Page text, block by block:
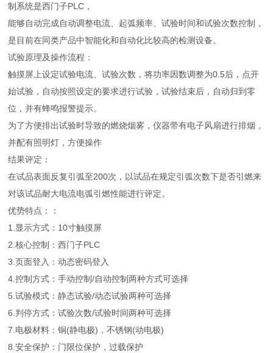
制系统是西门子PLC，
能够自动完成自动调整电流、起弧频率、试验时间和试验次数控制，
是目前在同类产品中智能化和自动化比较高的检测设备。
试验原理及操作流程：
触摸屏上设定试验电流、试验次数，将功率因数调整为0.5后，点开
始试验，自动按照设定的要求进行试验，试验结束后，自动归到零
位，并有蜂鸣报警提示。
为了方便排出试验时导致的燃烧烟雾，仪器带有电子风扇进行排烟，
并配有照明灯，方便操作
结果评定：
在试品表面反复引弧至200次，以试品在规定引弧次数下是否引燃来
对该试品耐大电流电弧引燃性能进行评定。
优势特点：：
1.显示方式：10寸触摸屏
2.核心控制：西门子PLC
3.页面登入：动态密码登入
4.控制方式：手动控制/自动控制两种方式可选择
5.试验模式：静态试验/动态试验两种可选择
6.判停方式：试验次数/试验时间两种可选择
7.电极材料：铜(静电极)，不锈钢(动电极)
8.安全保护：门限位保护，过载保护